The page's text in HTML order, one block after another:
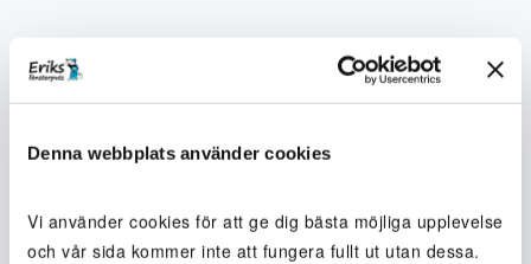
Denna webbplats använder cookies
Vi använder cookies för att ge dig bästa möjliga upplevelse
och vår sida kommer inte att fungera fullt ut utan dessa.